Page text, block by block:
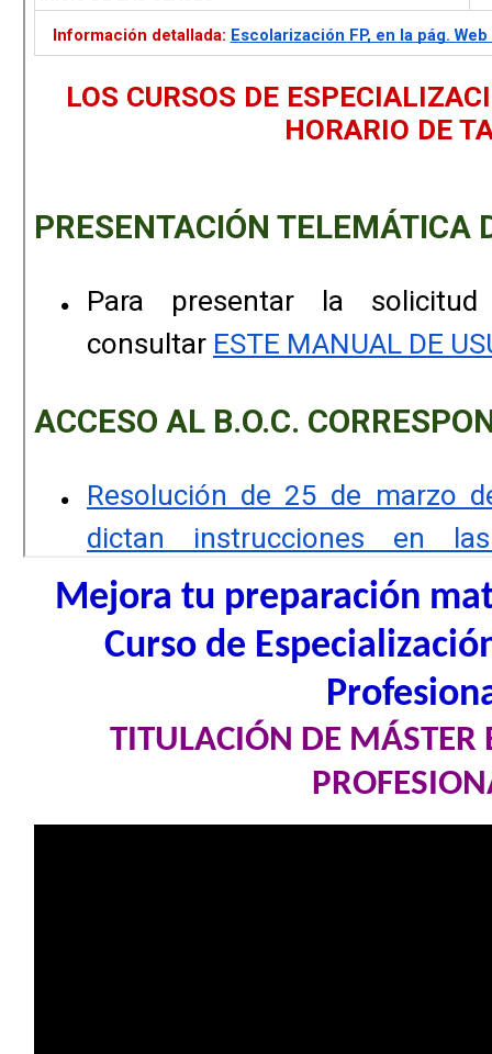
Mejora tu preparación
Curso de
TITULACIÓN DE MÁSTER